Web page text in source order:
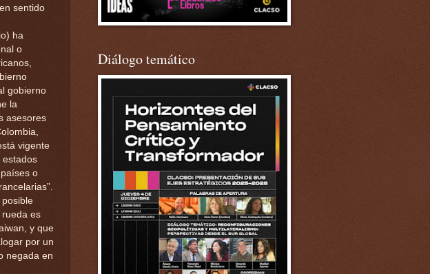
sentido
ha
o
gobierno
la
asesores
vigente
estados
o
es
y que
por un
negada en
Diálogo temático